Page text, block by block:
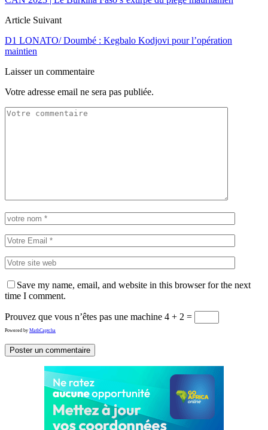
Article Suivant
D1 LONATO/ Doumbé : Kegbalo Kodjovi pour l’opération
maintien
Laisser un commentaire
Votre adresse email ne sera pas publiée.
Save my name, email, and website in this browser for the next
time I comment.
Prouvez que vous n’êtes pas une machine 4 + 2 =
Powered by MathCaptcha